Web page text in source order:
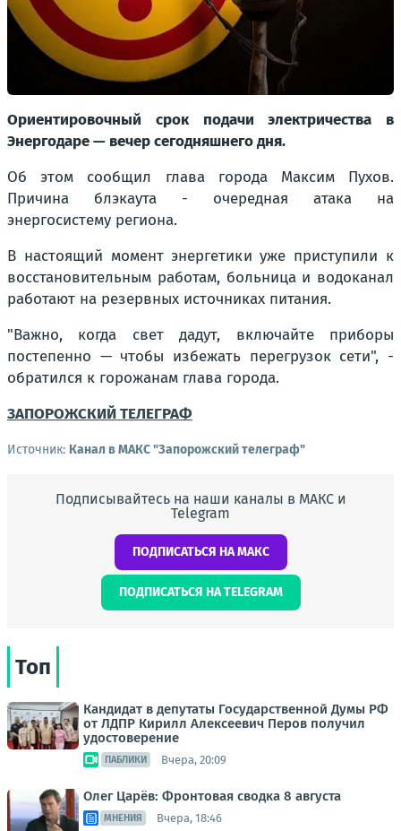
Ориентировочный срок подачи электричества в
Энергодаре — вечер сегодняшнего дня.
Об этом сообщил глава города Максим Пухов.
Причина блэкаута - очередная атака на
энергосистему региона.
В настоящий момент энергетики уже приступили к
восстановительным работам, больница и водоканал
работают на резервных источниках питания.
"Важно, когда свет дадут, включайте приборы
постепенно — чтобы избежать перегрузок сети", -
обратился к горожанам глава города.
ЗАПОРОЖСКИЙ ТЕЛЕГРАФ
Источник: Канал в МАКС "Запорожский телеграф"
Подписывайтесь на наши каналы в МАКС и
Telegram
ПОДПИСАТЬСЯ НА МАКС
ПОДПИСАТЬСЯ НА TELEGRAM
Топ
Кандидат в депутаты Государственной Думы РФ
от ЛДПР Кирилл Алексеевич Перов получил
удостоверение
ПАБЛИКИ Вчера, 20:09
Олег Царёв: Фронтовая сводка 8 августа
МНЕНИЯ Вчера, 18:46